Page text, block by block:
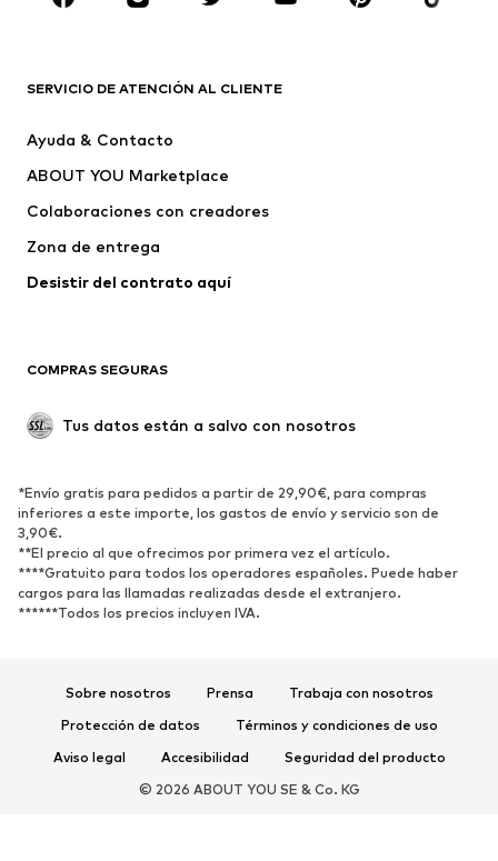
ROPA
Camisetas
Jeans
Pantalones
Ropa interior
Jerséis y cárdigans
Trajes y chaquetas
Ropa de baño
Nuevo
Tendencia
Zapatos bajos
Zapatos deportivos
Zapatos abiertos
DEPORTE
Ropa deportiva
Disciplinas deportivas
Complementos deportivos
COMPLEMENTOS
SERVICIO DE ATENCIÓN AL CLIENTE
Ayuda & Contacto
ABOUT YOU Marketplace
Colaboraciones con creadores
Zona de entrega
Desistir del contrato aquí
COMPRAS SEGURAS
Tus datos están a salvo con nosotros
*Envío gratis para pedidos a partir de 29,90€, para compras
inferiores a este importe, los gastos de envío y servicio son de
3,90€.
**El precio al que ofrecimos por primera vez el artículo.
****Gratuito para todos los operadores españoles. Puede haber
cargos para las llamadas realizadas desde el extranjero.
******Todos los precios incluyen IVA.
Sobre nosotros Prensa
Trabaja con nosotros
Protección de datos
Términos y condiciones de uso
Aviso legal
Accesibilidad
Seguridad del producto
© 2026 ABOUT YOU SE & Co. KG